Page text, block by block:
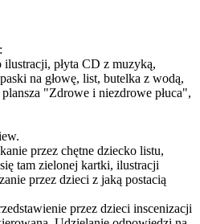
płyta CD z muzyką,
na głowę, list, butelka z wodą,
"Zdrowe i niezdrowe płuca",
przez chętne dziecko listu,
tam zielonej kartki, ilustracji
przez dzieci z jaką postacią
przez dzieci inscenizacji